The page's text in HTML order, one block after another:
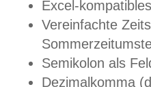
Excel-
Vereinfachte
Semikolon als
Dezimalkomma